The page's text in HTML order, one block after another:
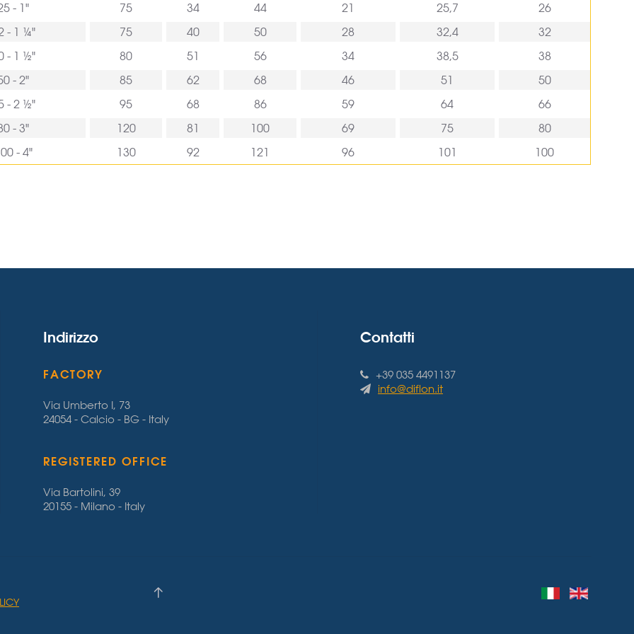
- 1"
75 34 44 21 25,7
26
- 1 ¼"
75 40 50 28 32,4
32
- 1 ½"
80 51 56 34 38,5
38
- 2"
85 62 68 46 51
50
- 2 ½"
95 68 86 59 64
66
- 3"
120 81 100 69 75
80
- 4"
130 92 121 96 101 100
Indirizzo
FACTORY
Via Umberto I, 73
24054 - Calcio - BG - Italy
REGISTERED OFFICE
Via Bartolini, 39
20155 - Milano - Italy
Contatti
+39 035 4491137
info@diflon.it